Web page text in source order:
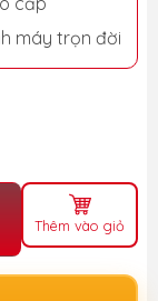
máy trọn đời
Thêm vào giỏ